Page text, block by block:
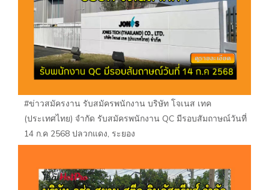
#ข่าวสมัครงาน รับสมัครพนักงาน บริษัท โจเนส เทค
(ประเทศไทย) จำกัด รับสมัครพนักงาน QC มีรอบสัมถาษณ์วันที่
14 ก.ค 2568 ปลวกแดง, ระยอง